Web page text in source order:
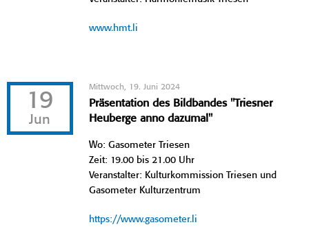
www.hmt.li
19
Jun
Mittwoch, 19. Juni 2024
Präsentation des Bildbandes "Triesner
Heuberge anno dazumal"
Wo: Gasometer Triesen
Zeit: 19.00 bis 21.00 Uhr
Veranstalter: Kulturkommission Triesen und
Gasometer Kulturzentrum
https://www.gasometer.li